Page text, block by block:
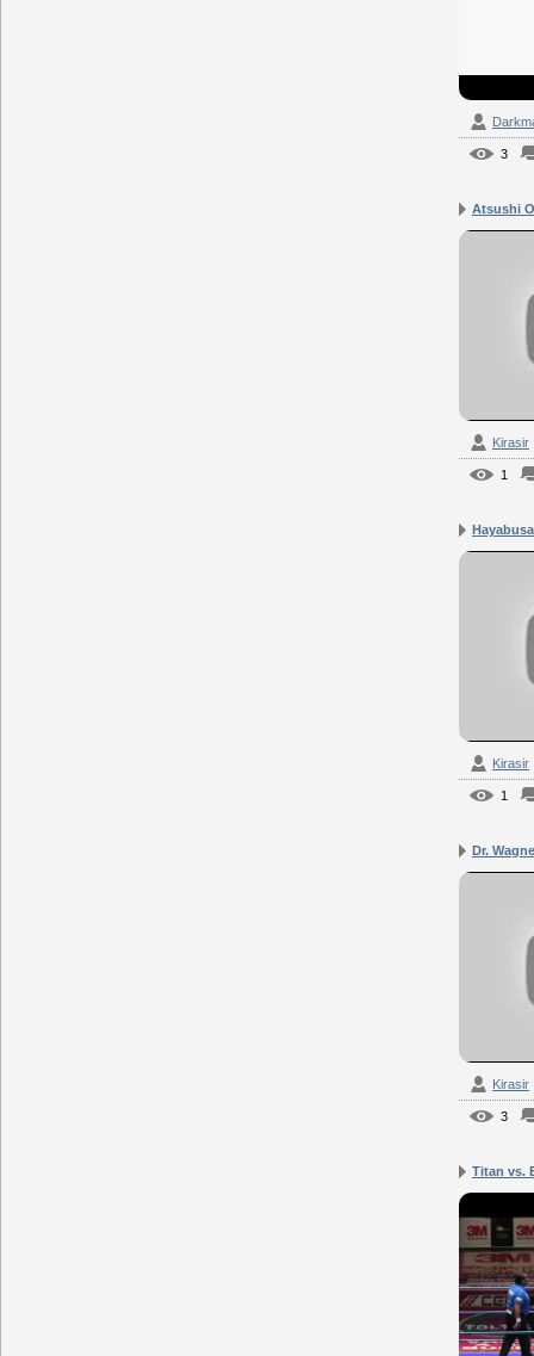
3
Atsushi
Kirasir
1
Kirasir
1
Dr.
Kirasir
3
Titan vs.